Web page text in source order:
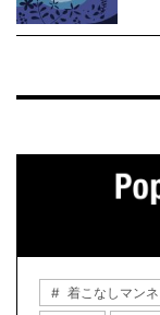
着こなしマンネ